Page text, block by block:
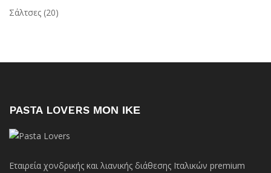
Σάλτσες (20)
PASTA LOVERS ΜΟΝ ΙΚΕ
Εταιρεία χονδρικής και λιανικής διάθεσης Ιταλικών premium